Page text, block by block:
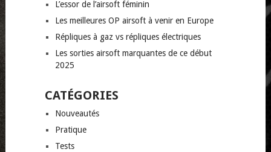
L’essor de l’airsoft féminin
Les meilleures OP airsoft à venir en Europe
Répliques à gaz vs répliques électriques
Les sorties airsoft marquantes de ce début
2025
CATÉGORIES
Nouveautés
Pratique
Tests